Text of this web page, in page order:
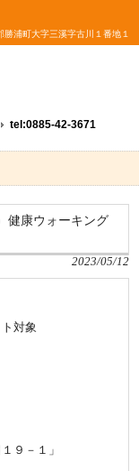
勝浦町大字三溪字古川１番地１
tel:0885-42-3671
健康ウォーキング
2023/05/12
対象
９－１」